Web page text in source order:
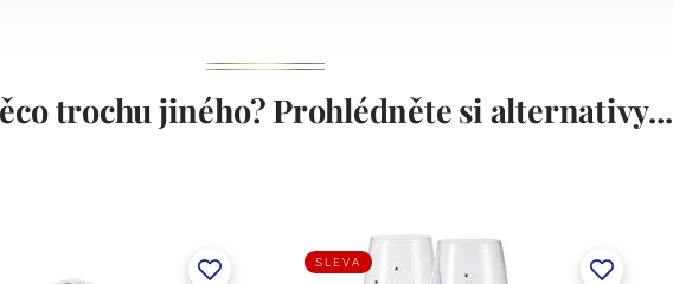
trochu jiného? Prohlédněte si alternativy...
SLEVA